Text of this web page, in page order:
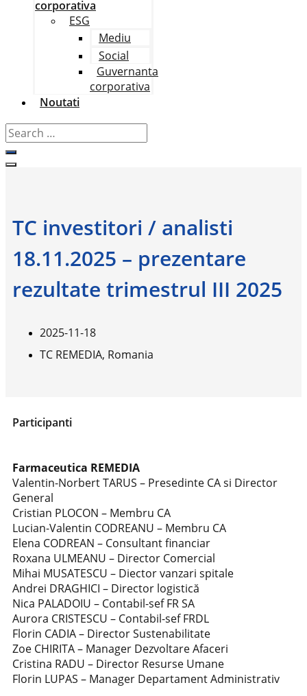
corporativa
ESG
Mediu
Social
Guvernanta
corporativa
Noutati
Search
…
TC investitori / analisti
18.11.2025 – prezentare
rezultate trimestrul III 2025
2025-11-18
TC REMEDIA, Romania
Participanti
Farmaceutica REMEDIA
Valentin-Norbert TARUS – Presedinte CA si Director
General
Cristian PLOCON – Membru CA
Lucian-Valentin CODREANU – Membru CA
Elena CODREAN – Consultant financiar
Roxana ULMEANU – Director Comercial
Mihai MUSATESCU – Diector vanzari spitale
Andrei DRAGHICI – Director logistică
Nica PALADOIU – Contabil-sef FR SA
Aurora CRISTESCU – Contabil-sef FRDL
Florin CADIA – Director Sustenabilitate
Zoe CHIRITA – Manager Dezvoltare Afaceri
Cristina RADU – Director Resurse Umane
Florin LUPAS – Manager Departament Administrativ